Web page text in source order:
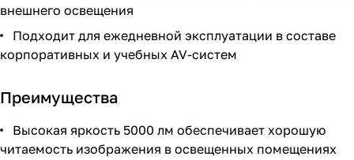
внешнего освещения
Подходит для ежедневной эксплуатации в составе
корпоративных и учебных AV-систем
Преимущества
Высокая яркость 5000 лм обеспечивает хорошую
читаемость изображения в освещенных помещениях